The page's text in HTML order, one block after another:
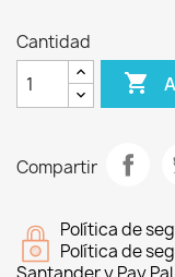
Cantidad

Compartir
Política de
Política de